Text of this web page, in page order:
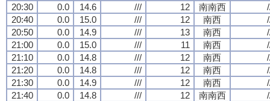
20:30
0.0 14.6 /// 12 南南西
20:40
0.0 15.0 /// 12 南西
20:50
0.0 14.9 /// 13 南西
21:00
0.0 15.0 /// 11 南西
21:10
0.0 14.8 /// 12 南西
21:20
0.0 14.8 /// 12 南西
21:30
0.0 14.9 /// 12 南西
21:40
0.0 14.8 /// 12 南南西